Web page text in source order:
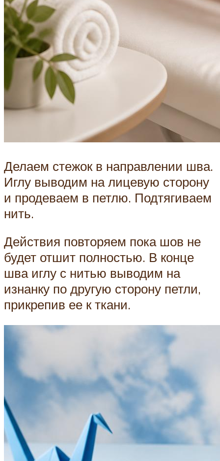
Делаем стежок в направлении шва.
Иглу выводим на лицевую сторону
и продеваем в петлю. Подтягиваем
нить.
Действия повторяем пока шов не
будет отшит полностью. В конце
шва иглу с нитью выводим на
изнанку по другую сторону петли,
прикрепив ее к ткани.